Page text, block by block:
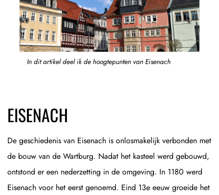
In dit artikel deel ik de hoogtepunten van Eisenach
EISENACH
De geschiedenis van Eisenach is onlosmakelijk verbonden met
de bouw van de Wartburg. Nadat het kasteel werd gebouwd,
ontstond er een nederzetting in de omgeving. In 1180 werd
Eisenach voor het eerst genoemd. Eind 13e eeuw groeide het